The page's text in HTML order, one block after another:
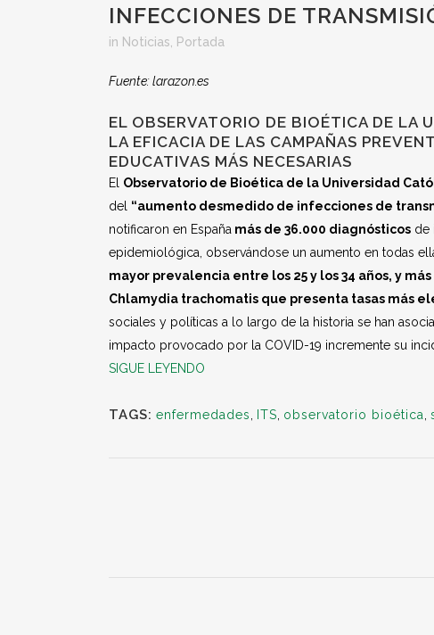
INFECCIONES DE
in Noticias Portada
Fuente: larazon.es
EL OBSERVATORIO DE BIOÉTICA DE LA
LA EFICACIA DE LAS CAMPAÑAS
EDUCATIVAS MÁS NECESARIAS
El Observatorio de Bioética de la Universidad
del “aumento desmedido de infecciones de
notificaron en España más de 36.000 diagnósticos de
epidemiológica, observándose un aumento en todas
mayor prevalencia entre los 25 y los 34 años, y
Chlamydia trachomatis que presenta tasas más
sociales y políticas a lo largo de la historia se han
impacto provocado por la COVID-19 incremente su
SIGUE LEYENDO
TAGS: enfermedades ITS observatorio bioética